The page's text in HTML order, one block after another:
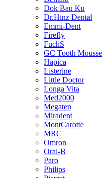
Dok Bau Ku
Dr.Hinz Dental
Emmi-Dent
Firefly
FuchS
GC Tooth Mousse
Hapica
Listerine
Little Doctor
Longa Vita
Med2000
Megaten
Miradent
MontCarotte
MRC
Omron
Oral-B
Paro
Philips